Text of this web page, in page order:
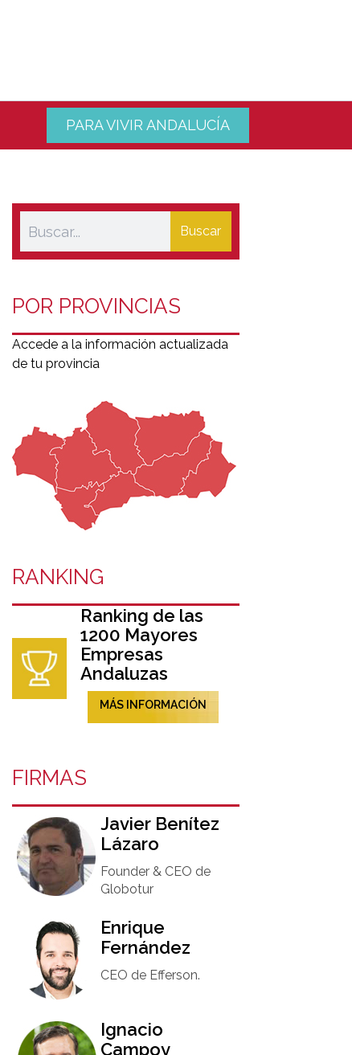
PARA VIVIR ANDALUCÍA
Buscar
POR PROVINCIAS
Accede a la información actualizada
de tu provincia
RANKING
Ranking de las
1200 Mayores
Empresas
Andaluzas
MÁS INFORMACIÓN
FIRMAS
Javier Benítez
Lázaro
Founder & CEO de
Globotur​
Enrique
Fernández
CEO de Efferson.
Ignacio
Campoy​